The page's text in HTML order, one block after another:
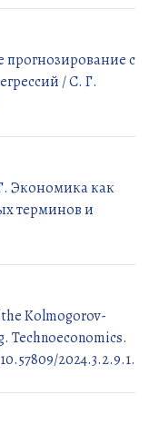
прогнозирование с
/ С. Г.
Экономика как
терминов и
the Kolmogorov-
Technoeconomics.
2024.3.2.9.1.